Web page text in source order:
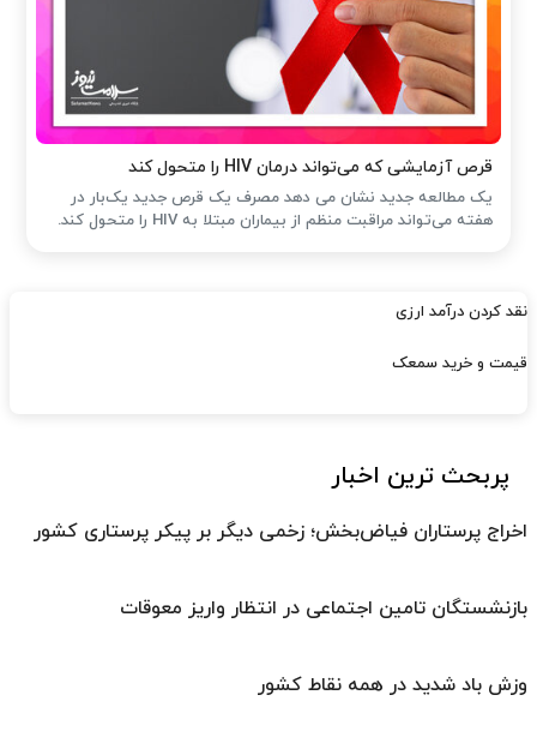
قرص آزمایشی که می‌تواند درمان HIV را متحول کند
یک مطالعه جدید نشان می دهد مصرف یک قرص جدید یک‌بار در
هفته می‌تواند مراقبت منظم از بیماران مبتلا به HIV را متحول کند.
نقد کردن درآمد ارزی
قیمت و خرید سمعک
پربحث ترین اخبار
اخراج پرستاران فیاض‌بخش؛ زخمی دیگر بر پیکر پرستاری کشور
بازنشستگان تامین اجتماعی در انتظار واریز معوقات
وزش باد شدید در همه نقاط کشور